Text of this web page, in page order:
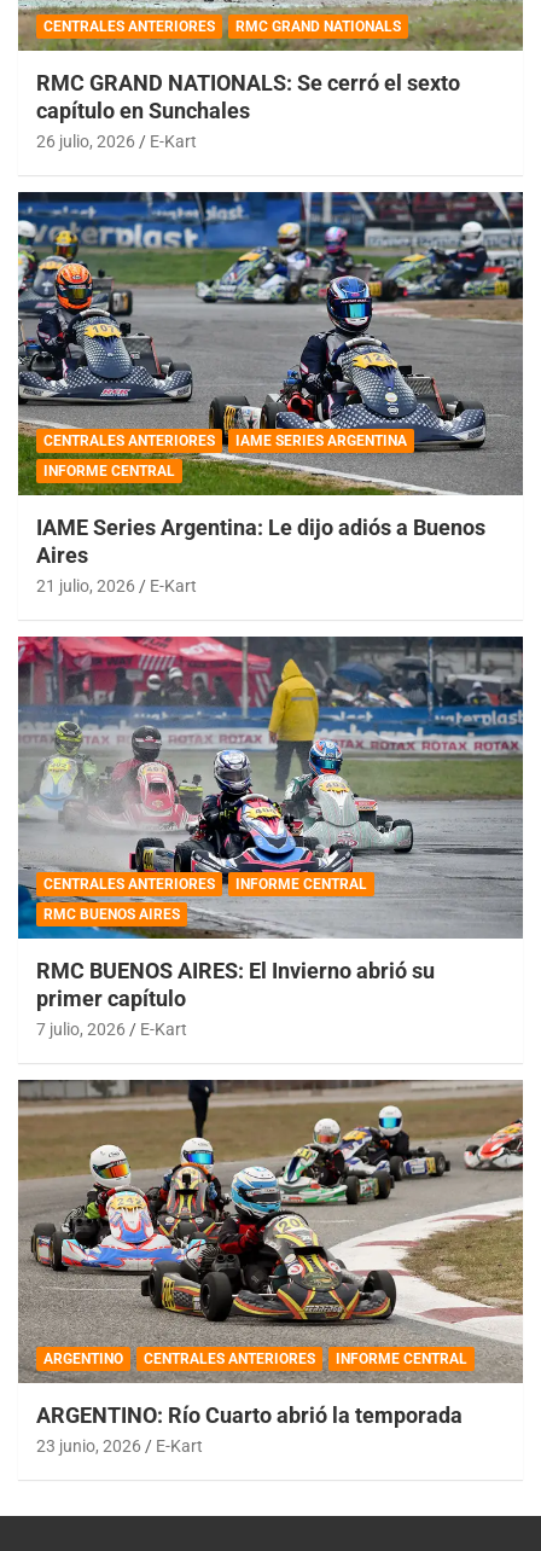
CENTRALES ANTERIORES RMC GRAND NATIONALS
RMC GRAND NATIONALS: Se cerró el sexto
capítulo en Sunchales
26 julio, 2026 E-Kart
CENTRALES ANTERIORES
IAME SERIES ARGENTINA
INFORME CENTRAL
IAME Series Argentina: Le dijo adiós a Buenos
Aires
21 julio, 2026 E-Kart
CENTRALES ANTERIORES
INFORME CENTRAL
RMC BUENOS AIRES
RMC BUENOS AIRES: El Invierno abrió su
primer capítulo
7 julio, 2026 E-Kart
ARGENTINO CENTRALES ANTERIORES INFORME CENTRAL
ARGENTINO: Río Cuarto abrió la temporada
23 junio, 2026 E-Kart